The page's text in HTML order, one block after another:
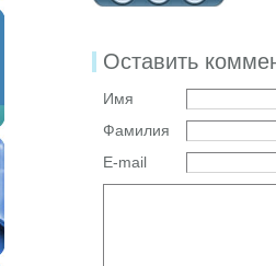
Оставить
Имя
Фамилия
E-mail